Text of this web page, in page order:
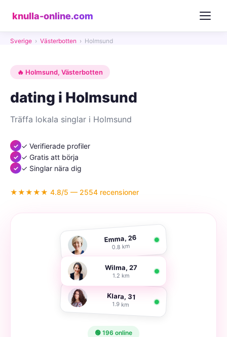
knulla-online.com
Sverige › Västerbotten › Holmsund
🔥 Holmsund, Västerbotten
dating i Holmsund
Träffa lokala singlar i Holmsund
✓ Verifierade profiler
✓ Gratis att börja
✓ Singlar nära dig
★★★★★ 4.8/5 — 2554 recensioner
Emma, 26
0.8 km
Wilma, 27
1.2 km
Klara, 31
1.9 km
🟢 196 online